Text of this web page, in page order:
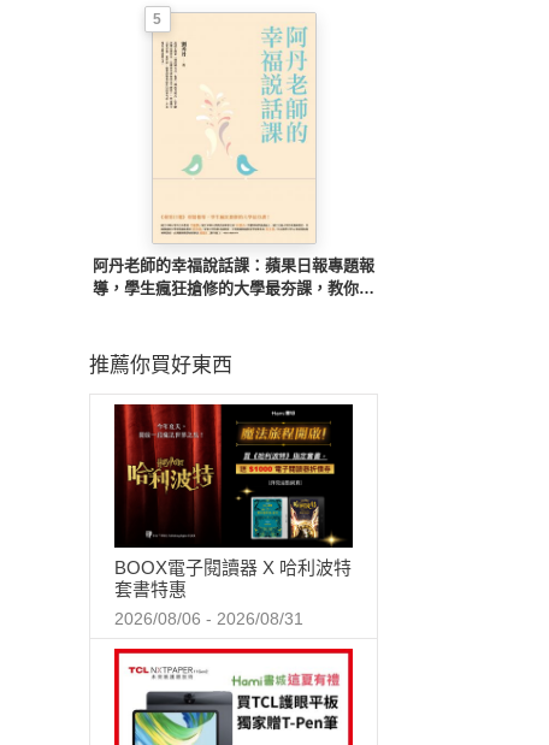
5
阿丹老師的幸福說話課：蘋果日報專題報
導，學生瘋狂搶修的大學最夯課，教你不
推薦你買好東西
BOOX電子閱讀器 X 哈利波特
套書特惠
2026/08/06 - 2026/08/31